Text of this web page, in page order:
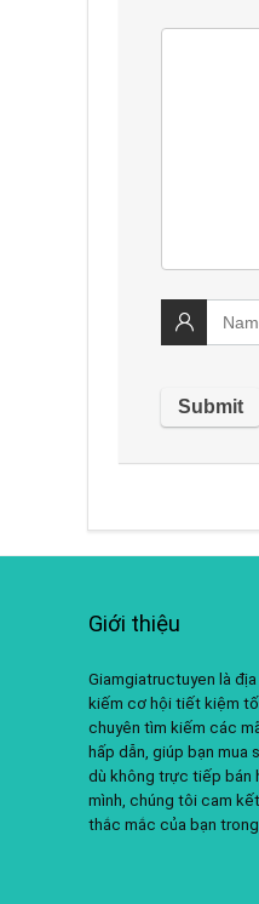
Giới thiệu
Giamgiatructuyen là
kiếm cơ hội tiết kiệm
chuyên tìm kiếm các
hấp dẫn, giúp bạn mua
dù không trực tiếp bán
mình, chúng tôi cam
thắc mắc của bạn trong